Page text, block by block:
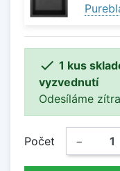
 1 kus
vyzvednutí
Odesíláme
Počet −